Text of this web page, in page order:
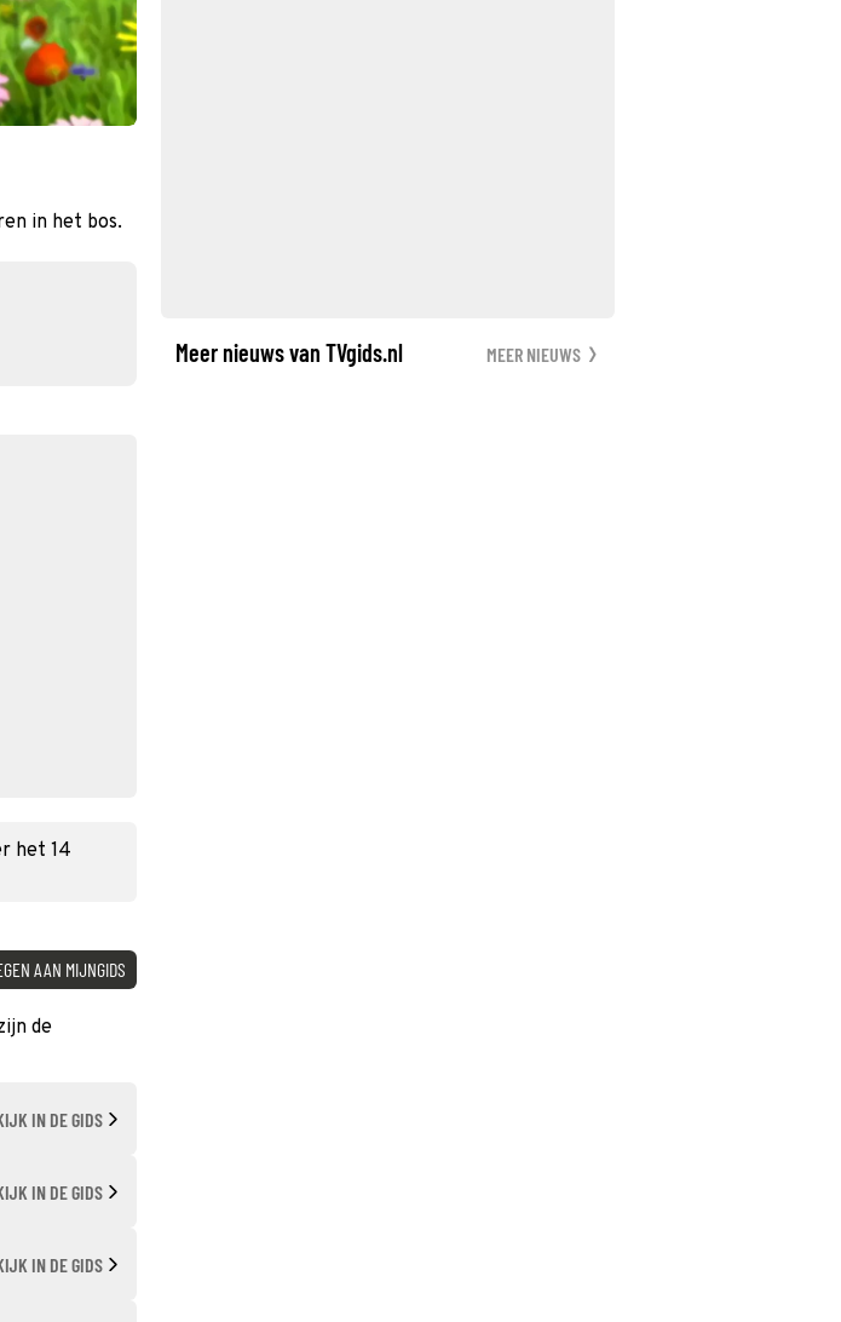
in het bos.
het 14
AAN MIJNGIDS
de
IN DE GIDS
IN DE GIDS
IN DE GIDS
Meer nieuws van TVgids.nl MEER NIEUWS